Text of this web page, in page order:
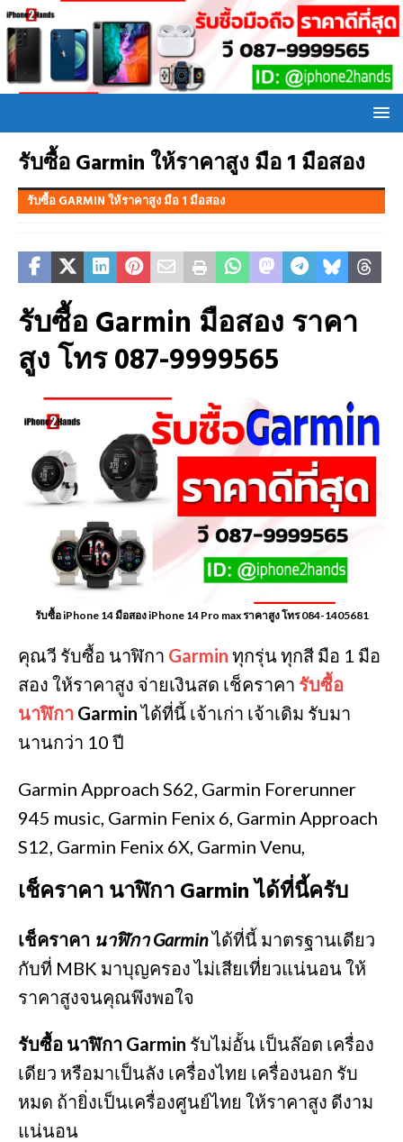
รับซื้อ Garmin ให้ราคาสูง มือ 1 มือสอง
รับซื้อ GARMIN ให้ราคาสูง มือ 1 มือสอง
รับซื้อ Garmin มือสอง ราคา
สูง โทร 087-9999565
รับซื้อ iPhone 14 มือสอง iPhone 14 Pro max ราคาสูง โทร 084-1405681
คุณวี รับซื้อ นาฬิกา Garmin ทุกรุ่น ทุกสี มือ 1 มือ
สอง ให้ราคาสูง จ่ายเงินสด เช็คราคา รับซื้อ
นาฬิกา Garminได้ที่นี้ เจ้าเก่า เจ้าเดิม รับมา
นานกว่า 10 ปี
Garmin Approach S62, Garmin Forerunner
945 music, Garmin Fenix 6, Garmin Approach
S12, Garmin Fenix 6X, Garmin Venu,
เช็คราคา นาฬิกา Garmin ได้ที่นี้ครับ
เช็คราคา นาฬิกา Garminได้ที่นี้ มาตรฐานเดียว
กับที่ MBK มาบุญครอง ไม่เสียเที่ยวแน่นอน ให้
ราคาสูงจนคุณพึงพอใจ
รับซื้อ นาฬิกา Garmin รับไม่อั้น เป็นล๊อต เครื่อง
เดียว หรือมาเป็นลัง เครื่องไทย เครื่องนอก รับ
หมด ถ้ายิ่งเป็นเครื่องศูนย์ไทย ให้ราคาสูง ดีงาม
แน่นอน